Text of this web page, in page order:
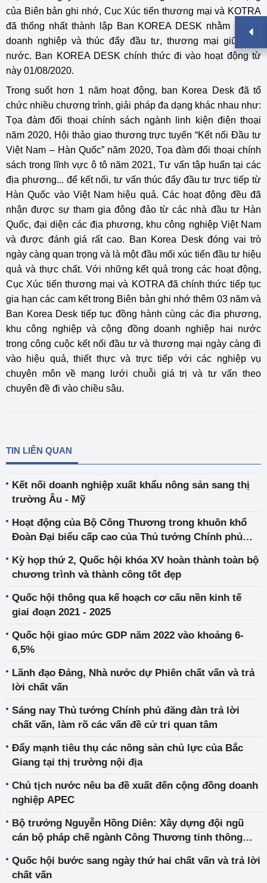
của Biên bản ghi nhớ, Cục Xúc tiến thương mại và KOTRA
đã thống nhất thành lập Ban KOREA DESK nhằm hỗ trợ
doanh nghiệp và thúc đẩy đầu tư, thương mại giữa hai
nước. Ban KOREA DESK chính thức đi vào hoạt động từ
này 01/08/2020.
Trong suốt hơn 1 năm hoạt động, ban Korea Desk đã tổ
chức nhiều chương trình, giải pháp đa dạng khác nhau như:
Tọa đàm đối thoại chính sách ngành linh kiện điện thoại
năm 2020, Hội thảo giao thương trực tuyến “Kết nối Đầu tư
Việt Nam – Hàn Quốc” năm 2020, Tọa đàm đối thoại chính
sách trong lĩnh vực ô tô năm 2021, Tư vấn tập huấn tại các
địa phương... để kết nối, tư vấn thúc đẩy đầu tư trực tiếp từ
Hàn Quốc vào Việt Nam hiệu quả. Các hoạt động đều đã
nhận được sự tham gia đông đảo từ các nhà đầu tư Hàn
Quốc, đại diện các địa phương, khu công nghiệp Việt Nam
và được đánh giá rất cao. Ban Korea Desk đóng vai trò
ngày càng quan trọng và là một đầu mối xúc tiến đầu tư hiệu
quả và thực chất. Với những kết quả trong các hoạt động,
Cục Xúc tiến thương mại và KOTRA đã chính thức tiếp tục
gia hạn các cam kết trong Biên bản ghi nhớ thêm 03 năm và
Ban Korea Desk tiếp tục đồng hành cùng các địa phương,
khu công nghiệp và cộng đồng doanh nghiệp hai nước
trong công cuộc kết nối đầu tư và thương mại ngày càng đi
vào hiệu quả, thiết thực và trực tiếp với các nghiệp vụ
chuyên môn về mạng lưới chuỗi giá trị và tư vấn theo
chuyên đề đi vào chiều sâu.
TIN LIÊN QUAN
Kết nối doanh nghiệp xuất khẩu nông sản sang thị
trường Âu - Mỹ
Hoạt động của Bộ Công Thương trong khuôn khổ
Đoàn Đại biểu cấp cao của Thủ tướng Chính phủ
Kỳ họp thứ 2, Quốc hội khóa XV hoàn thành toàn bộ
chương trình và thành công tốt đẹp
Quốc hội thông qua kế hoạch cơ cấu nền kinh tế
giai đoạn 2021 - 2025
Quốc hội giao mức GDP năm 2022 vào khoảng 6-
6,5%
Lãnh đạo Đảng, Nhà nước dự Phiên chất vấn và trả
lời chất vấn
Sáng nay Thủ tướng Chính phủ đăng đàn trả lời
chất vấn, làm rõ các vấn đề cử tri quan tâm
Đẩy mạnh tiêu thụ các nông sản chủ lực của Bắc
Giang tại thị trường nội địa
Chủ tịch nước nêu ba đề xuất đến cộng đồng doanh
nghiệp APEC
Bộ trưởng Nguyễn Hồng Diên: Xây dựng đội ngũ
cán bộ pháp chế ngành Công Thương tinh thông
Quốc hội bước sang ngày thứ hai chất vấn và trả lời
chất vấn